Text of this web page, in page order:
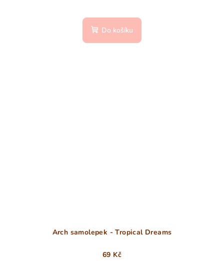
Do košíku
Arch samolepek - Tropical Dreams
69 Kč